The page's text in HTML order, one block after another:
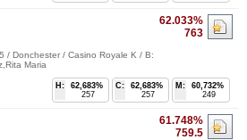
62.033%
763
/ Donchester / Casino Royale K / B:
Maria
M:
60,732%
249
C:
62,683%
257
H:
62,683%
257
61.748%
759.5